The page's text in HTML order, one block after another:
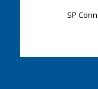
SP